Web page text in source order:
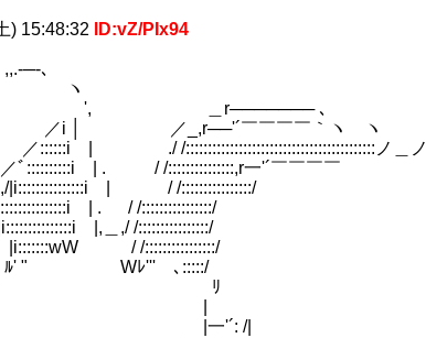
) 15:48:32 ID:vZ/PIx94
､
￣￣￣￣｀ヽ ヽ
ノ＿ノ
一'´￣￣￣￣
/::::::::::::::::/
/::::::::::::::::/
,/ /::::::::::::::::/
､:::::/
ﾘ
|
/|